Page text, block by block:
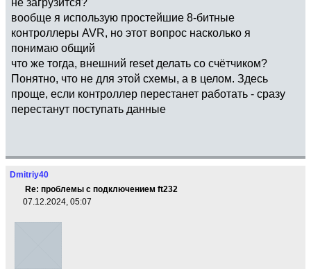
вообще я использую простейшие 8-битные
контроллеры AVR, но этот вопрос насколько я
понимаю общий
что же тогда, внешний reset делать со счётчиком?
Понятно, что не для этой схемы, а в целом. Здесь
проще, если контроллер перестанет работать - сразу
перестанут поступать данные
Dmitriy40
Re: проблемы с подключением ft232
07.12.2024, 05:07